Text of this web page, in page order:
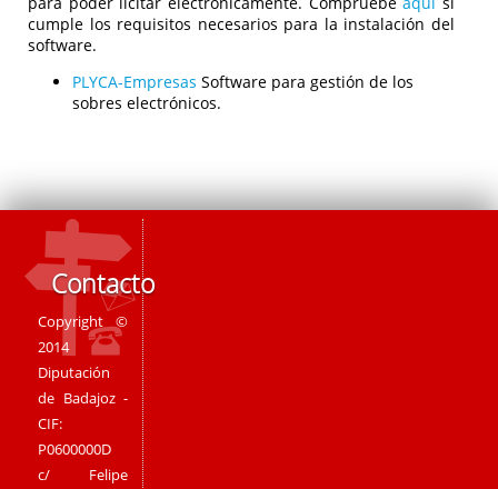
cumple los requisitos necesarios para la instalación del
software.
PLYCA-Empresas Software para gestión de los
sobres electrónicos.
Contacto
Copyright ©
2014
Diputación
de Badajoz -
CIF:
P0600000D
c/ Felipe